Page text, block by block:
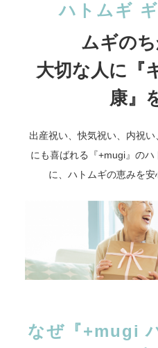
ハトムギ
ムギのち
大切な人に『
康』
出産祝い、快気祝い、内祝
にも喜ばれる『+mugi』の
に、ハトムギの恵みを安
なぜ『+mugi